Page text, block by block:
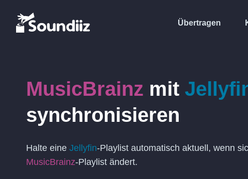
Übertragen
MusicBrainz mit
synchronisieren
Halte eine Jellyfin-Playlist automatisch aktuell, wenn
MusicBrainz-Playlist ändert.